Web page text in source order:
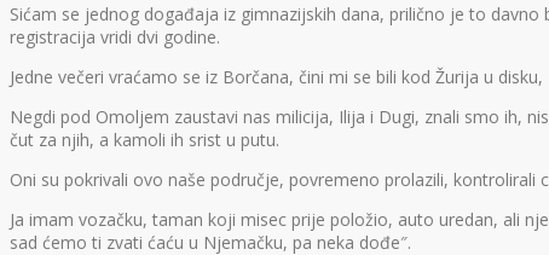
Sićam se jednog događaja iz gimnazijskih dana, prilično je to
registracija vridi dvi godine.
Jedne večeri vraćamo se iz Borčana, čini mi se bili kod Žurija u
Negdi pod Omoljem zaustavi nas milicija, Ilija i Dugi, znali smo ih,
čut za njih, a kamoli ih srist u putu.
Oni su pokrivali ovo naše područje, povremeno prolazili, kontrolirali
Ja imam vozačku, taman koji misec prije položio, auto uredan, ali
sad ćemo ti zvati ćaću u Njemačku, pa neka dođe″.